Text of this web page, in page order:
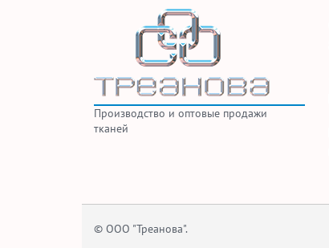
Производство и оптовые продажи
тканей
© ООО "Треанова".